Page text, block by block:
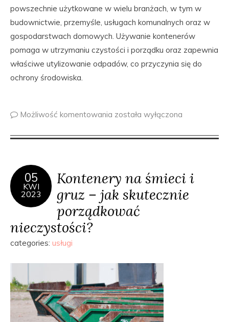
powszechnie użytkowane w wielu branżach, w tym w
budownictwie, przemyśle, usługach komunalnych oraz w
gospodarstwach domowych. Używanie kontenerów
pomaga w utrzymaniu czystości i porządku oraz zapewnia
właściwe utylizowanie odpadów, co przyczynia się do
ochrony środowiska.
Możliwość komentowania została wyłączona
05
KWI
2023
Kontenery na śmieci i
gruz – jak skutecznie
porządkować
nieczystości?
categories: usługi